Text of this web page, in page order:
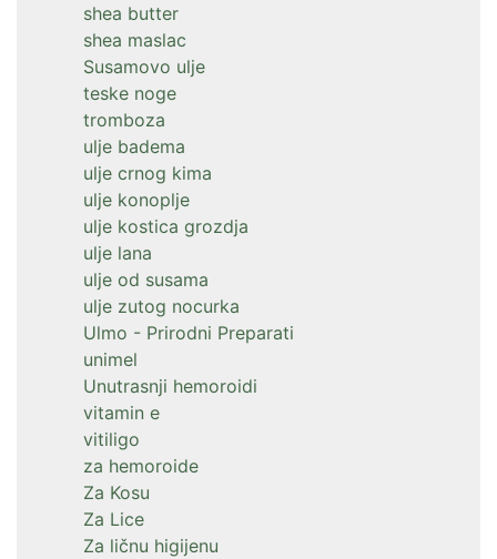
shea butter
shea maslac
Susamovo ulje
teske noge
tromboza
ulje badema
ulje crnog kima
ulje konoplje
ulje kostica grozdja
ulje lana
ulje od susama
ulje zutog nocurka
Ulmo - Prirodni Preparati
unimel
Unutrasnji hemoroidi
vitamin e
vitiligo
za hemoroide
Za Kosu
Za Lice
Za ličnu higijenu